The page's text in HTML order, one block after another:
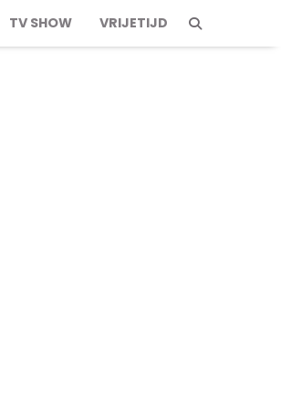
TV SHOW VRIJETIJD